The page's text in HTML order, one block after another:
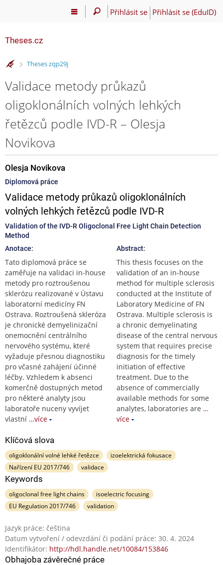
Přihlásit se Přihlásit se (EduID)
Theses.cz
>
Theses zqp29j
Validace metody průkazů
oligoklonálních volných lehkých
řetězců podle IVD-R – Olesja
Novikova
Olesja Novikova
Diplomová práce
Validace metody průkazů oligoklonálních
volných lehkých řetězců podle IVD-R
Validation of the IVD-R Oligoclonal Free Light Chain Detection
Method
Anotace:
Tato diplomová práce se
zaměřuje na validaci in-house
metody pro roztroušenou
sklerózu realizované v Ústavu
laboratorní medicíny FN
Ostrava. Roztroušená skleróza
je chronické demyelinizační
onemocnění centrálního
nervového systému, které
vyžaduje přesnou diagnostiku
pro včasné zahájení účinné
léčby. Vzhledem k absenci
komerčně dostupných metod
pro některé analyty jsou
laboratoře nuceny vyvíjet
vlastní …více
Abstract:
This thesis focuses on the
validation of an in-house
method for multiple sclerosis
conducted at the Institute of
Laboratory Medicine of FN
Ostrava. Multiple sclerosis is
a chronic demyelinating
disease of the central nervous
system that requires precise
diagnosis for the timely
initiation of effective
treatment. Due to the
absence of commercially
available methods for some
analytes, laboratories are …
více
Klíčová slova
oligoklonální volné lehké řetězce
izoelektrická fokusace
Nařízení EU 2017/746
validace
Keywords
oligoclonal free light chains
isoelectric focusing
EU Regulation 2017/746
validation
Jazyk práce: čeština
Datum vytvoření / odevzdání či podání práce: 30. 4. 2024
Identifikátor: http://hdl.handle.net/10084/153846
Obhajoba závěrečné práce